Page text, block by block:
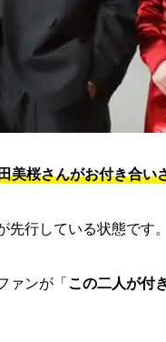
美桜さんがお付き合い
行している状態です。
ァンが「 この二人が付